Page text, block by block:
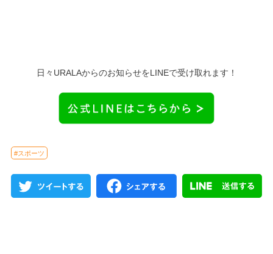
日々URALAからのお知らせをLINEで受け取れます！
#スポーツ